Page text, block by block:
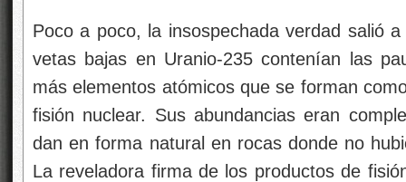
Poco a poco, la insospechada verdad salió
vetas bajas en Uranio-235 contenían las
más elementos atómicos que se forman
fisión nuclear. Sus abundancias eran
dan en forma natural en rocas donde no
La reveladora firma de los productos de